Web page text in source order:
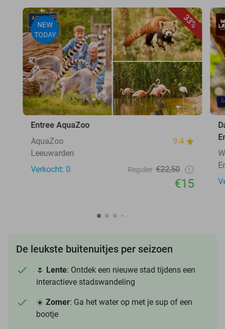
33%
NEW
TODAY
Entree AquaZoo
AquaZoo
9.4
Leeuwarden
Verkocht: 0
Regulier €22,50
€15
De leukste buitenuitjes per seizoen
🌷 Lente: Ontdek een nieuwe stad tijdens een
interactieve stadswandeling
☀️ Zomer: Ga het water op met je sup of een
bootje